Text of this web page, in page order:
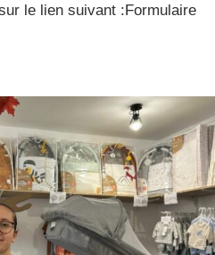
le lien suivant :Formulaire